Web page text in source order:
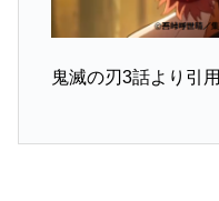
鬼滅の刃3話より引用